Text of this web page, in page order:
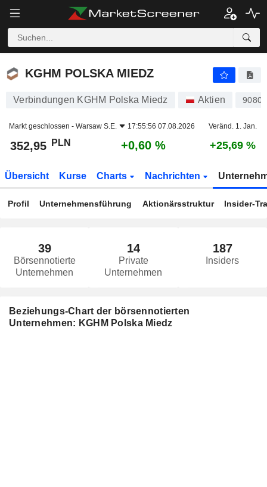
KGHM POLSKA MIEDZ
KGHM POLSKA MIEDZ
Verbindungen KGHM Polska Miedz Aktien
Markt geschlossen - Warsaw S.E. 17:55:56 07.08.2026 Veränd. 1. Jan.
352,95 PLN +0,60 % +25,69 %
Übersicht Kurse Charts Nachrichten
Profil Unternehmensführung Aktionärsstruktur Insider-
39
Börsennotierte
Unternehmen
14
Private
Unternehmen
187
Insiders
Beziehungs-Chart der börsennotierten
Unternehmen: KGHM Polska Miedz